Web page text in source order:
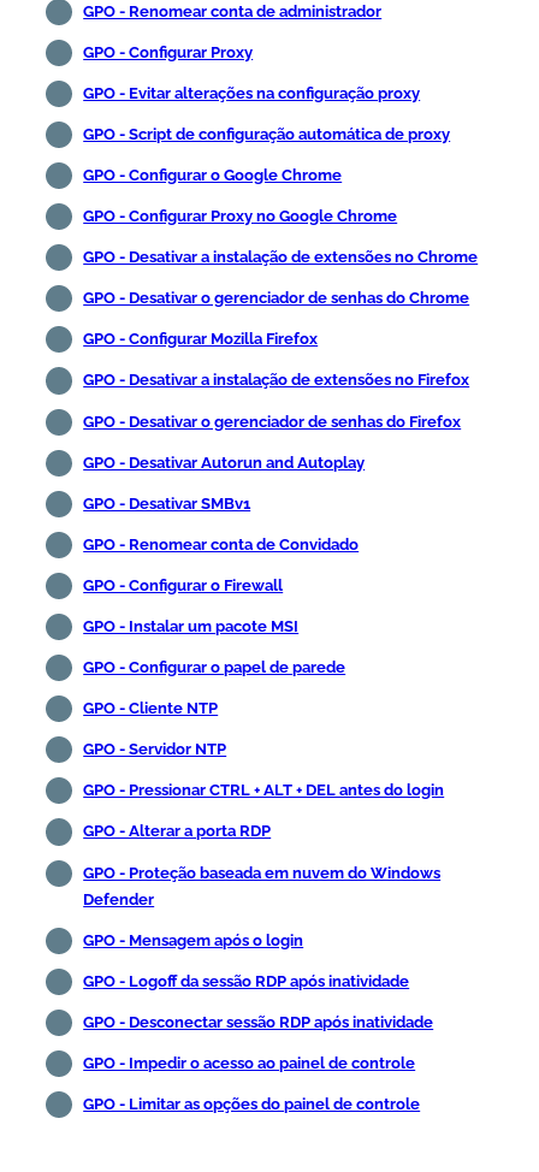
GPO - Renomear conta de administrador
GPO - Configurar Proxy
GPO - Evitar alterações na configuração proxy
GPO - Script de configuração automática de proxy
GPO - Configurar o Google Chrome
GPO - Configurar Proxy no Google Chrome
GPO - Desativar a instalação de extensões no Chrome
GPO - Desativar o gerenciador de senhas do Chrome
GPO - Configurar Mozilla Firefox
GPO - Desativar a instalação de extensões no Firefox
GPO - Desativar o gerenciador de senhas do Firefox
GPO - Desativar Autorun and Autoplay
GPO - Desativar SMBv1
GPO - Renomear conta de Convidado
GPO - Configurar o Firewall
GPO - Instalar um pacote MSI
GPO - Configurar o papel de parede
GPO - Cliente NTP
GPO - Servidor NTP
GPO - Pressionar CTRL + ALT + DEL antes do login
GPO - Alterar a porta RDP
GPO - Proteção baseada em nuvem do Windows
Defender
GPO - Mensagem após o login
GPO - Logoff da sessão RDP após inatividade
GPO - Desconectar sessão RDP após inatividade
GPO - Impedir o acesso ao painel de controle
GPO - Limitar as opções do painel de controle